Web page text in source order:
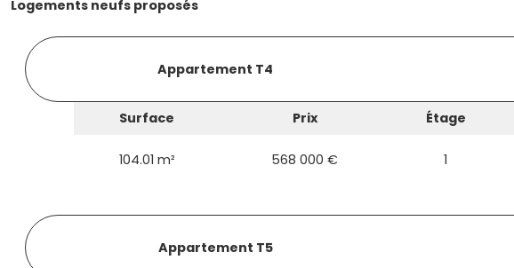
Logements neufs proposés
Appartement T4
Surface Prix Étage
104.01 m² 568 000 € 1
Appartement T5